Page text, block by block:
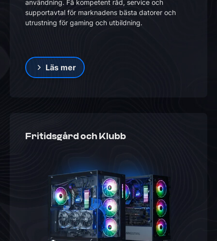
användning. Få kompetent råd, service och
supportavtal för marknadens bästa datorer och
utrustning för gaming och utbildning.
Läs mer
Fritidsgård och Klubb